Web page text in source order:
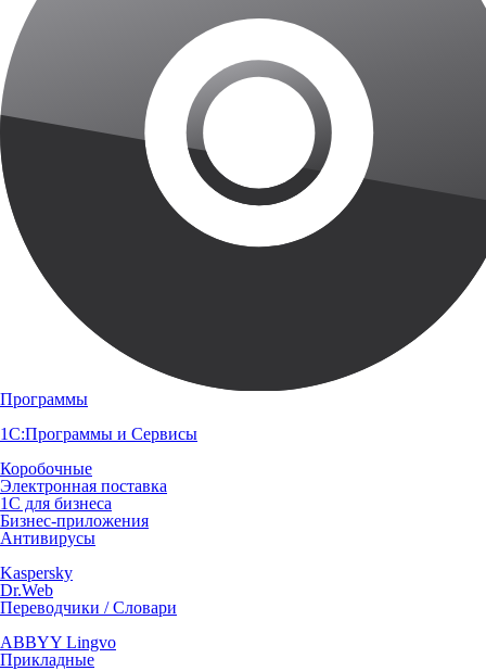
Программы
1С:Программы и Сервисы
Коробочные
Электронная поставка
1С для бизнеса
Бизнес-приложения
Антивирусы
Kaspersky
Dr.Web
Переводчики / Словари
ABBYY Lingvo
Прикладные